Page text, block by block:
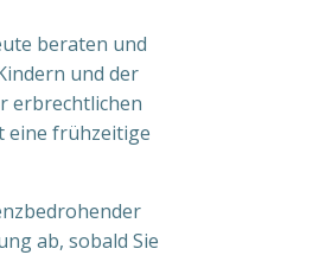
beraten und
und der
erbrechtlichen
eine frühzeitige
ab, sobald Sie